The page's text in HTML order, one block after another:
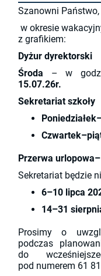
Szanowni Państwo,
w okresie
z grafikiem:
Dyżur dyrektorski
Środa – w
15.07.26r.
Sekretariat szkoły
Przerwa
Sekretariat będzie
6–10 lipca
14–31
Prosimy o
podczas
do
pod numerem 61